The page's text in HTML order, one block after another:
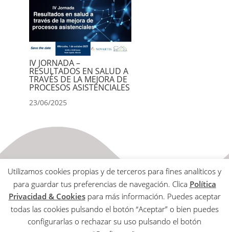
IV JORNADA –
RESULTADOS EN SALUD A
TRAVÉS DE LA MEJORA DE
PROCESOS ASISTENCIALES
23/06/2025
Aviso Legal
Utilizamos cookies propias y de terceros para fines analíticos y
para guardar tus preferencias de navegación. Clica Política
Privacidad & Cookiespara más información. Puedes aceptar
todas las cookies pulsando el botón “Aceptar” o bien puedes
configurarlas o rechazar su uso pulsando el botón